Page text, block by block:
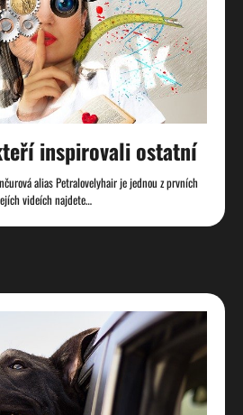
inspirovali ostatní
alias Petralovelyhair je jednou z prvních
videích najdete…